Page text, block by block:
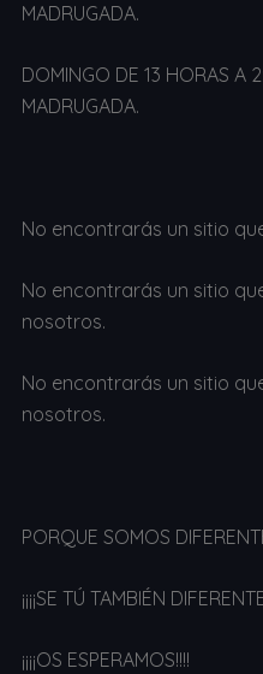
MADRUGADA.
DOMINGO DE 13 HORAS A
MADRUGADA.
No encontrarás un sitio
No encontrarás un sitio
nosotros.
No encontrarás un sitio
nosotros.
PORQUE SOMOS
¡¡¡¡SE TÚ TAMBIÉN
¡¡¡¡OS ESPERAMOS!!!!